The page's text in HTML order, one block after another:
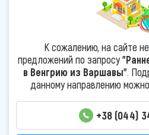
К сожалению, на сайте
предложений по запросу
в Венгрию из Варшавы".
данному направлению
+38 (044)